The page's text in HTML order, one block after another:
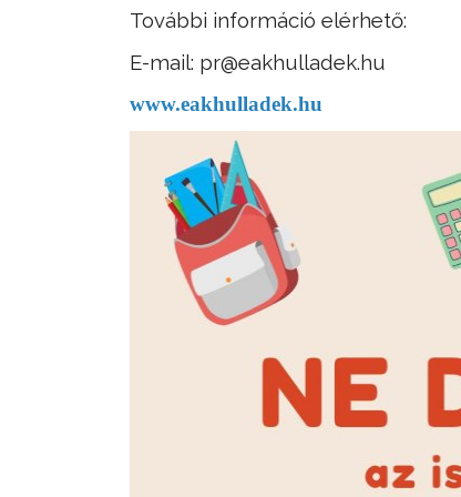
További információ elérhető:
E-mail: pr@eakhulladek.hu
www.eakhulladek.hu